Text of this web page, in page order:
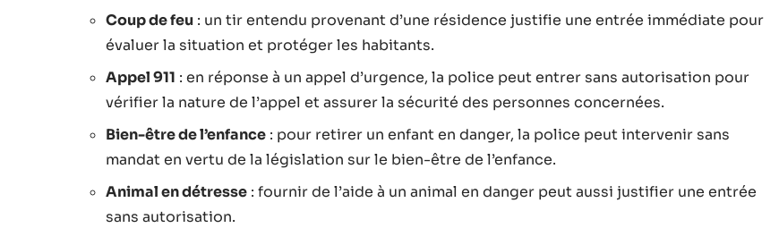
Coup de feu : un tir entendu provenant d’une résidence justifie une entrée immédiate pour
évaluer la situation et protéger les habitants.
Appel 911 : en réponse à un appel d’urgence, la police peut entrer sans autorisation pour
vérifier la nature de l’appel et assurer la sécurité des personnes concernées.
Bien-être de l’enfance : pour retirer un enfant en danger, la police peut intervenir sans
mandat en vertu de la législation sur le bien-être de l’enfance.
Animal en détresse : fournir de l’aide à un animal en danger peut aussi justifier une entrée
sans autorisation.